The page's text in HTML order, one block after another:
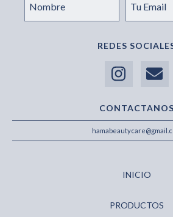
REDES
CONTACTANOS
INICIO
PRODUCTOS